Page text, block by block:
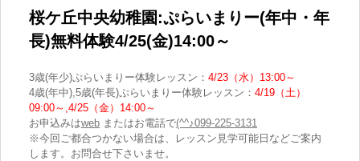
桜ケ丘中央幼稚園:ぷらいまりー(年中・年
長)無料体験4/25(金)14:00～
3歳(年少)ぷらいまりー体験レッスン： 4/23（水）13:00～
4歳(年中),5歳(年長)ぷらいまりー体験レッスン： 4/19（土）
09:00～,4/25（金）14:00～
お申込みはweb またはお電話で(^^♪099-225-3131
※今回ご都合つかない場合は、レッスン見学可能日などご案内
します。お問合せ下さいませ。